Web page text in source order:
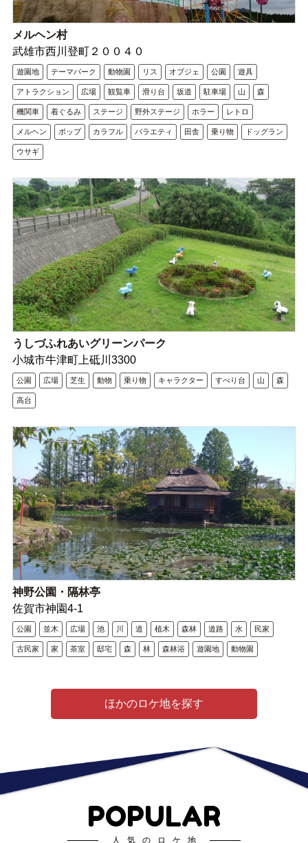
メルヘン村
武雄市西川登町２００４０
遊園地 テーマパーク 動物園 リス オブジェ 公園 遊具
アトラクション 広場 観覧車 滑り台 坂道 駐車場 山 森
機関車 着ぐるみ ステージ 野外ステージ ホラー レトロ
メルヘン ポップ カラフル バラエティ 田舎 乗り物 ドッグラン
ウサギ
うしづふれあいグリーンパーク
小城市牛津町上砥川3300
公園 広場 芝生 動物 乗り物 キャラクター すべり台 山 森
高台
神野公園・隔林亭
佐賀市神園4-1
公園 並木 広場 池 川 道 植木 森林 道路 水 民家
古民家 家 茶室 邸宅 森 林 森林浴 遊園地 動物園
ほかのロケ地を探す
POPULAR
人気のロケ地